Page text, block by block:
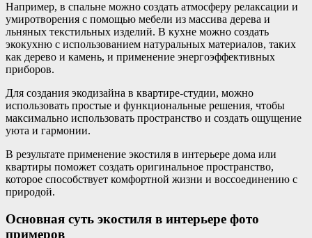
Например, в спальне можно создать атмосферу релаксации и
умиротворения с помощью мебели из массива дерева и
льняных текстильных изделий. В кухне можно создать
экокухню с использованием натуральных материалов, таких
как дерево и камень, и применение энергоэффективных
приборов.
Для создания экодизайна в квартире-студии, можно
использовать простые и функциональные решения, чтобы
максимально использовать пространство и создать ощущение
уюта и гармонии.
В результате применение экостиля в интерьере дома или
квартиры поможет создать оригинальное пространство,
которое способствует комфортной жизни и воссоединению с
природой.
Основная суть экостиля в интерьере фото
примеров